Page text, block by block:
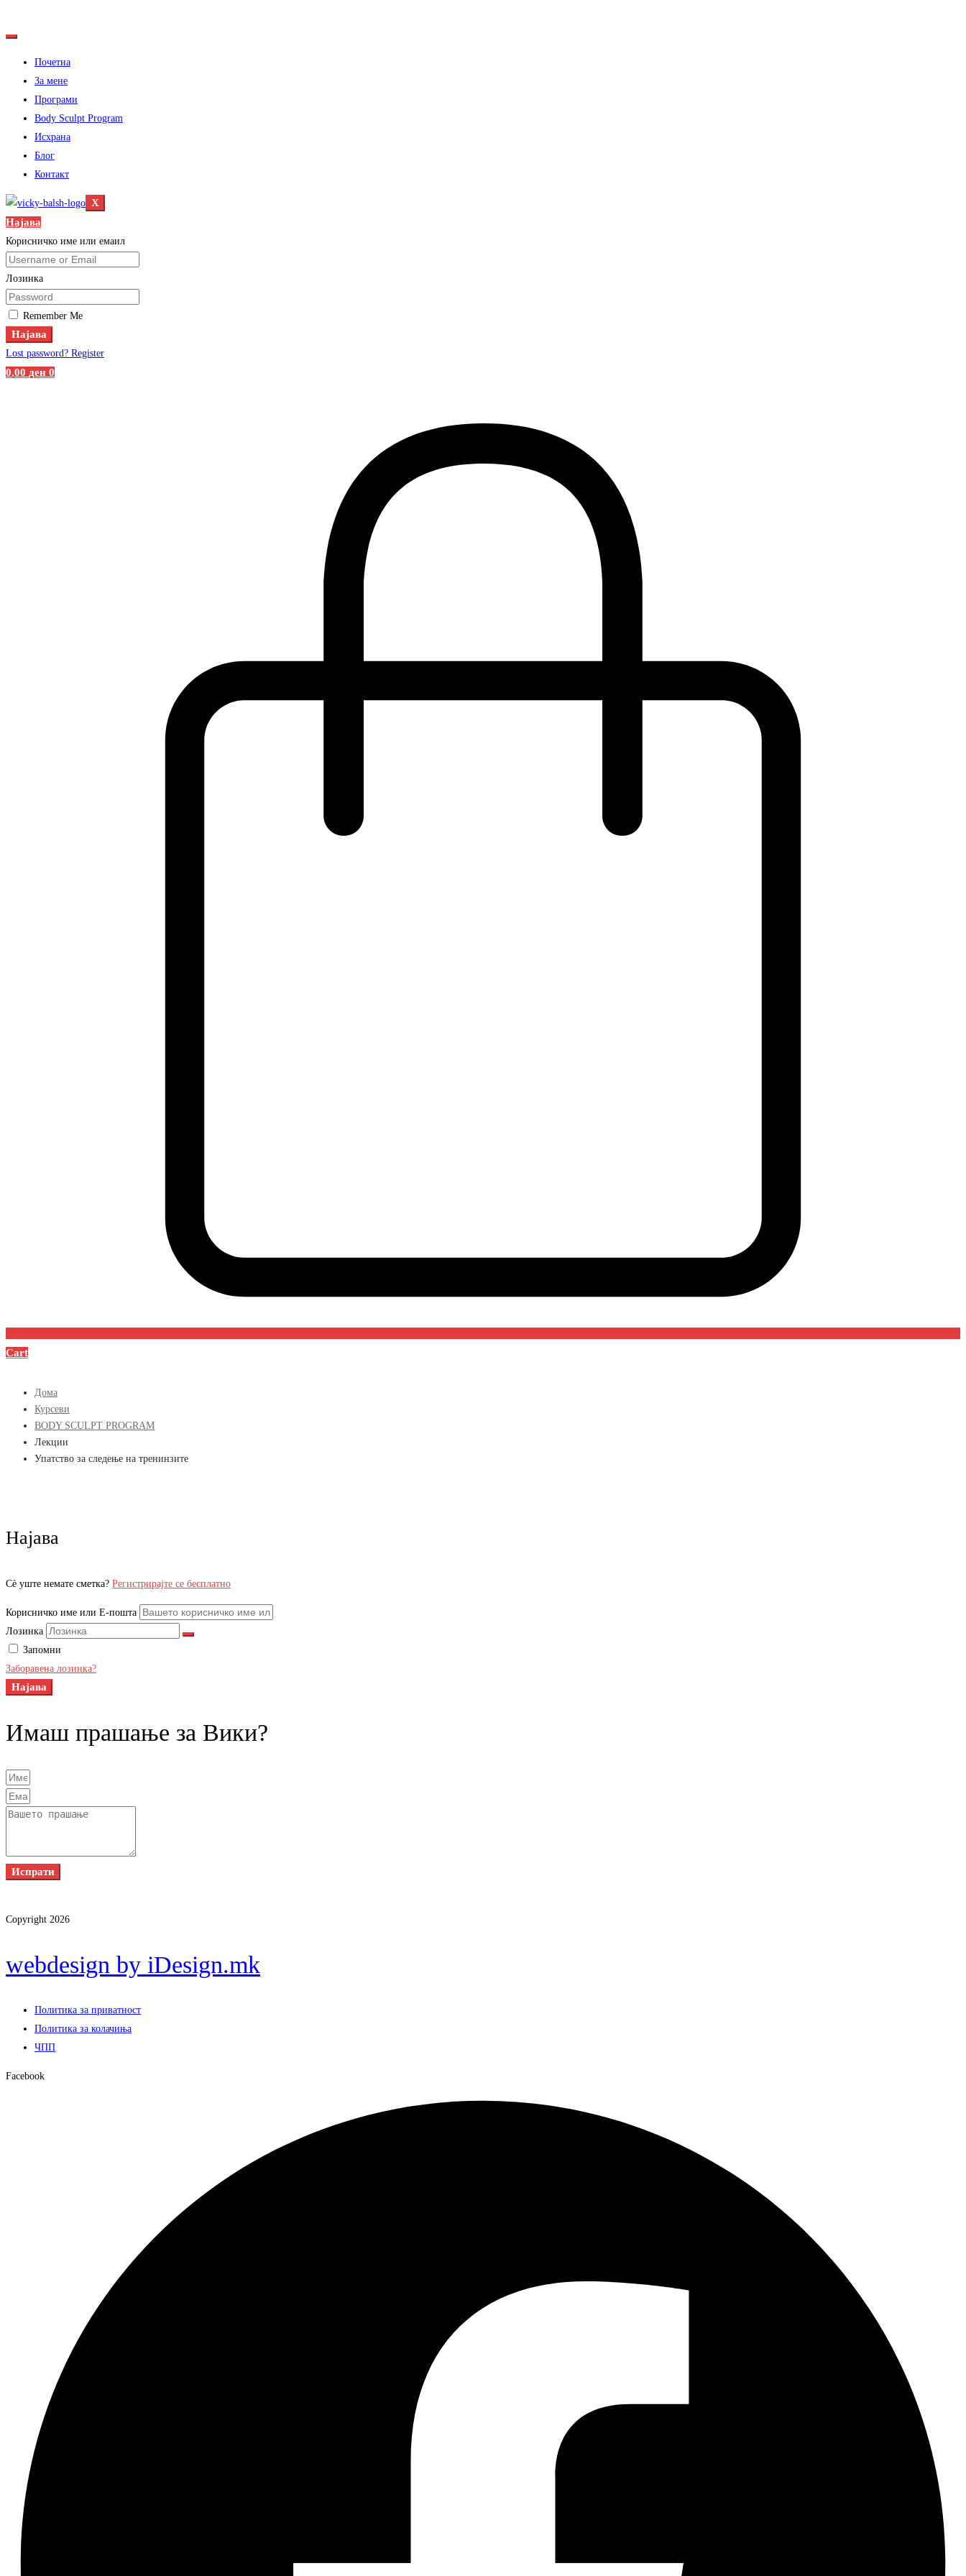
Почетна
За мене
Програми
Body Sculpt Program
Исхрана
Блог
Контакт
X
Најава
Корисничко име или емаил
Лозинка
Remember Me
Најава
Lost password? Register
0,00 ден 0
Cart
Дома
Курсеви
BODY SCULPT PROGRAM
Лекции
Упатство за следење на тренинзите
Најава
Сè уште немате сметка? Регистрирајте се бесплатно
Корисничко име или Е-пошта
Лозинка
Запомни
Заборавена лозинка?
Најава
Имаш прашање за Вики?
Испрати
Copyright 2026
webdesign by iDesign.mk
Политика за приватност
Политика за колачиња
ЧПП
Facebook